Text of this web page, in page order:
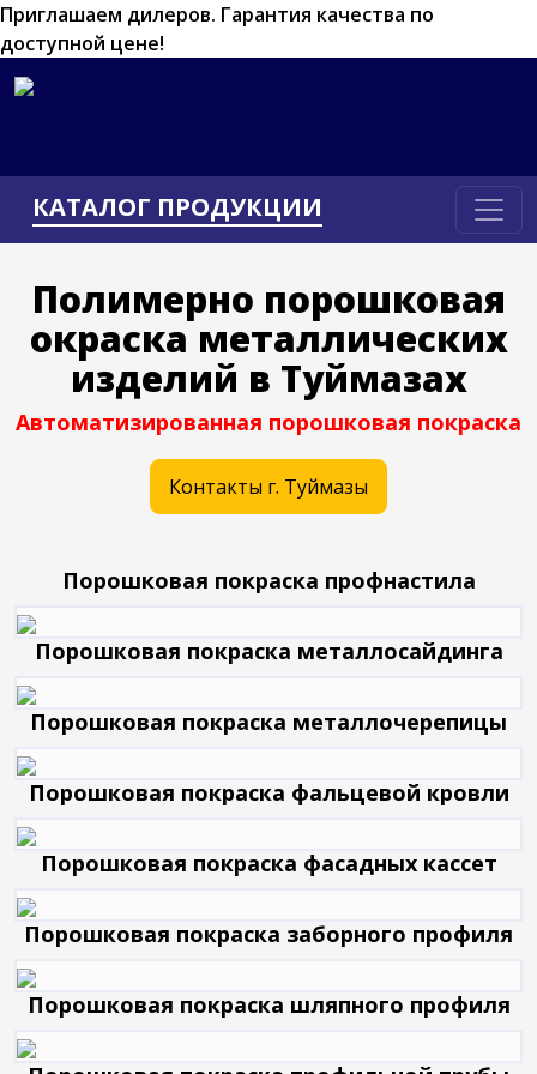
Приглашаем дилеров. Гарантия качества по
доступной цене!
КАТАЛОГ ПРОДУКЦИИ
Полимерно порошковая
окраска металлических
изделий в Туймазах
Автоматизированная порошковая покраска
Контакты г. Туймазы
Порошковая покраска профнастила
Порошковая покраска металлосайдинга
Порошковая покраска металлочерепицы
Порошковая покраска фальцевой кровли
Порошковая покраска фасадных кассет
Порошковая покраска заборного профиля
Порошковая покраска шляпного профиля